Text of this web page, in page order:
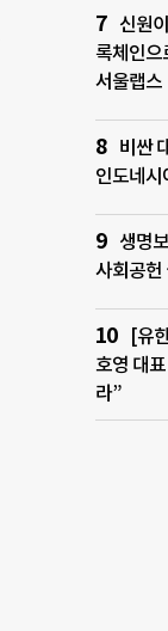
신원
록체인으
서울랩스
비싼
인도네시
생명
사회공헌
[유
호영 대
라”